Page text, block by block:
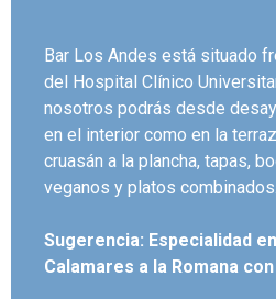
Bar Los Andes está situado
del Hospital Clínico
nosotros podrás desde
en el interior como en la
cruasán a la plancha, tapas,
veganos y platos combinados.
Sugerencia: Especialidad
Calamares a la Romana